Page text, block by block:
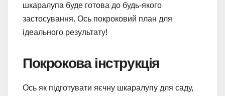
шкаралупа буде готова до будь-якого
застосування. Ось покроковий план для
ідеального результату!
Покрокова інструкція
Ось як підготувати яєчну шкаралупу для саду,